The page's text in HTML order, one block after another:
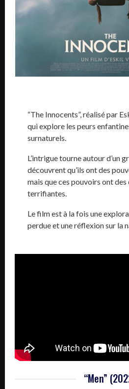
“The Innocents”, réalisé par
qui explore les peurs
surnaturels.
L’intrigue tourne autour d’un
découvrent qu’ils ont des
mais que ces pouvoirs ont des
terrifiantes.
Le film est à la fois une
perdue et une réflexion sur la
“Men”